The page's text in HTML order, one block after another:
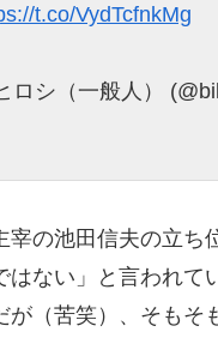
t.co/VydTcfnkMg
シ（一般人）
宰の池田信夫の立
はない」と言われて
が（苦笑）、そも